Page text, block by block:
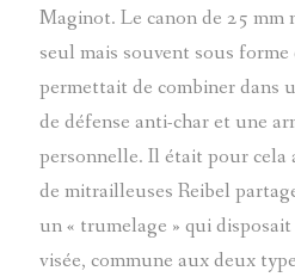
Maginot. Le canon de 25
seul mais souvent sous
permettait de combiner dans
de défense anti-char et une
personnelle. Il était pour cela
de mitrailleuses Reibel
un « trumelage » qui
visée, commune aux deux